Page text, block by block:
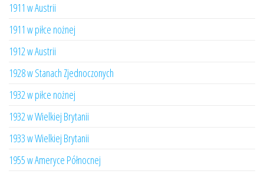
1911 w Austrii
1911 w piłce nożnej
1912 w Austrii
1928 w Stanach Zjednoczonych
1932 w piłce nożnej
1932 w Wielkiej Brytanii
1933 w Wielkiej Brytanii
1955 w Ameryce Północnej